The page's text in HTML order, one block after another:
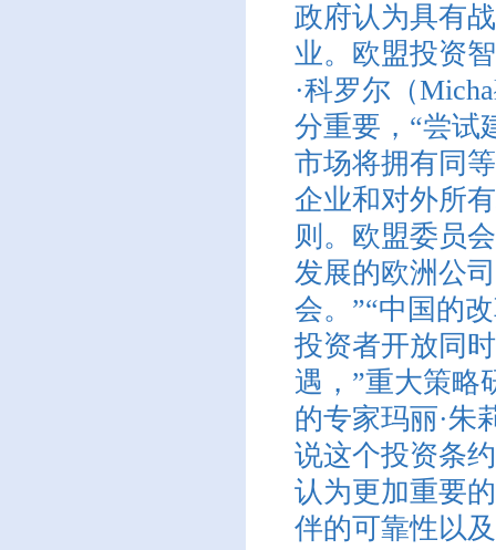
政府认为具有
业。欧盟投资
·科罗尔（
分重要，“尝试
市场将拥有同
企业和对外所
则。欧盟委员
发展的欧洲公
会。”“中国的
投资者开放同
遇，”重大策略
的专家玛丽·朱
说这个投资条
认为更加重要
伴的可靠性以